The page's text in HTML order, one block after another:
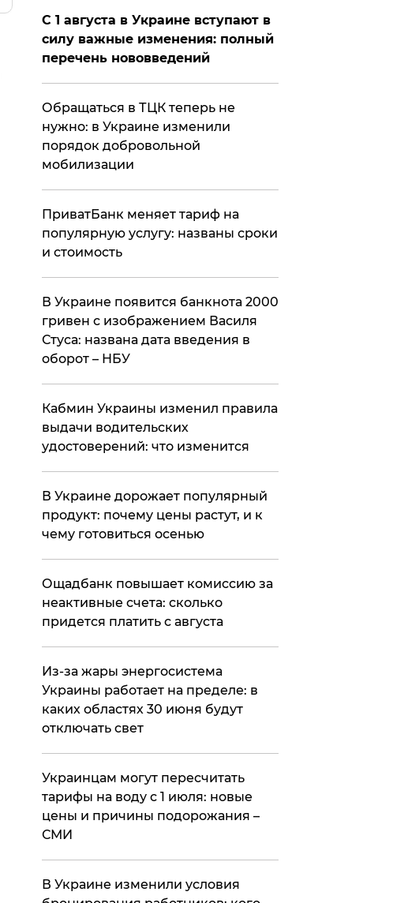
С 1 августа в Украине вступают в
силу важные изменения: полный
перечень нововведений
Обращаться в ТЦК теперь не
нужно: в Украине изменили
порядок добровольной
мобилизации
ПриватБанк меняет тариф на
популярную услугу: названы сроки
и стоимость
В Украине появится банкнота 2000
гривен с изображением Василя
Стуса: названа дата введения в
оборот – НБУ
Кабмин Украины изменил правила
выдачи водительских
удостоверений: что изменится
В Украине дорожает популярный
продукт: почему цены растут, и к
чему готовиться осенью
​Ощадбанк повышает комиссию за
неактивные счета: сколько
придется платить с августа
Из-за жары энергосистема
Украины работает на пределе: в
каких областях 30 июня будут
отключать свет
Украинцам могут пересчитать
тарифы на воду с 1 июля: новые
цены и причины подорожания –
СМИ
В Украине изменили условия